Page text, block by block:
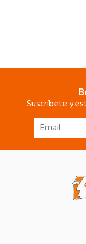
Suscríbete y